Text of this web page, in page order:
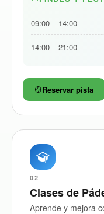
09:00 – 14:00
14:00 – 21:00
Reservar pista
02
Clases de
Aprende y mejora